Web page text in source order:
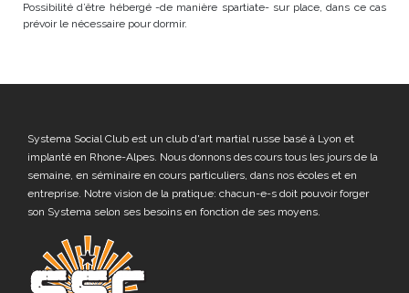
Possibilité d’être hébergé -de manière spartiate- sur place, dans ce cas
prévoir le nécessaire pour dormir.
Systema Social Club est un club d'art martial russe basé à Lyon et
implanté en Rhone-Alpes. Nous donnons des cours tous les jours de la
semaine, en séminaire en cours particuliers, dans nos écoles et en
entreprise. Notre vision de la pratique: chacun-e-s doit pouvoir forger
son Systema selon ses besoins en fonction de ses moyens.